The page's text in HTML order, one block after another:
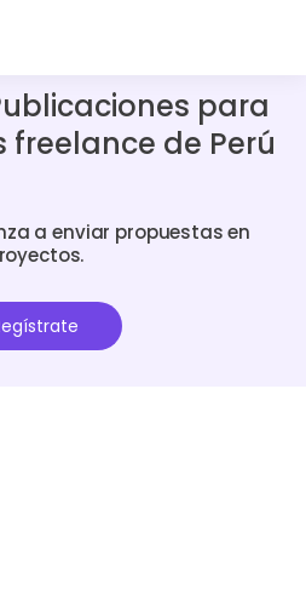
para
freelance de Perú
a enviar propuestas en